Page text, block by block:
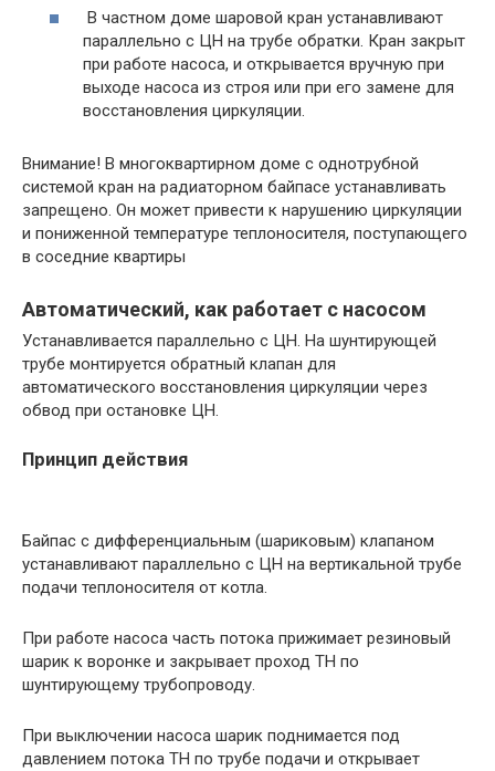
В частном доме шаровой кран устанавливают
параллельно с ЦН на трубе обратки. Кран закрыт
при работе насоса, и открывается вручную при
выходе насоса из строя или при его замене для
восстановления циркуляции.
Внимание! В многоквартирном доме с однотрубной
системой кран на радиаторном байпасе устанавливать
запрещено. Он может привести к нарушению циркуляции
и пониженной температуре теплоносителя, поступающего
в соседние квартиры
Автоматический, как работает с насосом
Устанавливается параллельно с ЦН. На шунтирующей
трубе монтируется обратный клапан для
автоматического восстановления циркуляции через
обвод при остановке ЦН.
Принцип действия
Байпас с дифференциальным (шариковым) клапаном
устанавливают параллельно с ЦН на вертикальной трубе
подачи теплоносителя от котла.
При работе насоса часть потока прижимает резиновый
шарик к воронке и закрывает проход ТН по
шунтирующему трубопроводу.
При выключении насоса шарик поднимается под
давлением потока ТН по трубе подачи и открывает